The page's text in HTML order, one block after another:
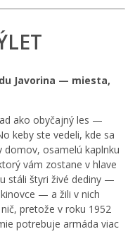
Javorina — miesta,
ako obyčajný les —
keby ste vedeli, kde sa
domov, osamelú kaplnku
vám zostane v hlave
stáli štyri živé dediny —
— a žili v nich
pretože v roku 1952
potrebuje armáda viac